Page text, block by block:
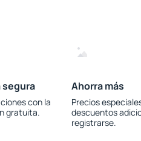
segura
con la
gratuita.
Ahorra más
Precios
descuentos
registrarse.